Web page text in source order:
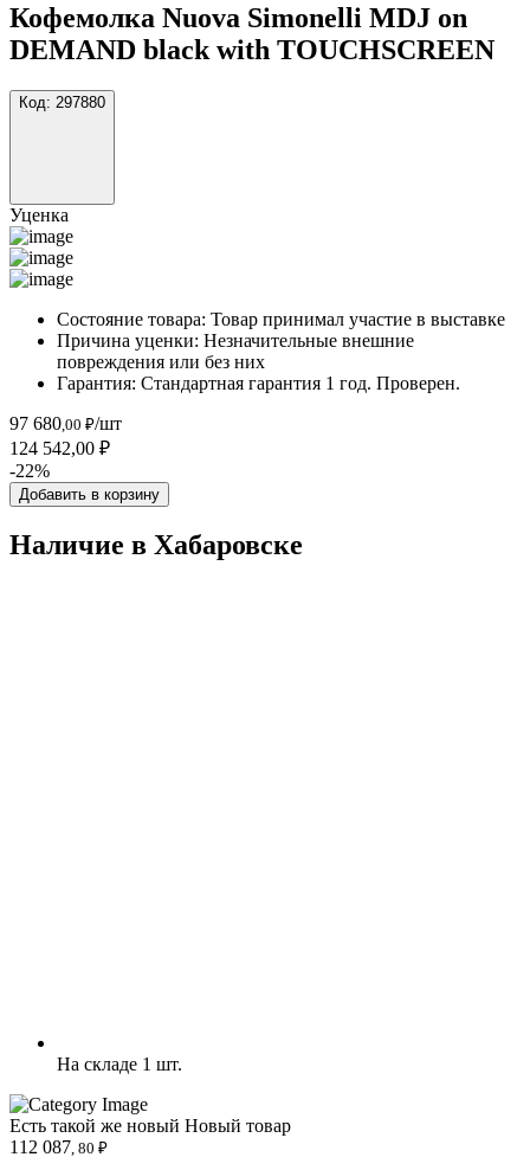
Кофемолка Nuova Simonelli MDJ on
DEMAND black with TOUCHSCREEN
Код: 297880
Уценка
Состояние товара: Товар принимал участие в выставке
Причина уценки: Незначительные внешние
повреждения или без них
Гарантия: Стандартная гарантия 1 год. Проверен.
97 680 ,00 ₽/шт
124 542,00 ₽
-22%
Добавить в корзину
Наличие в Хабаровскe
На складе 1 шт.
Есть такой же новый Новый товар
112 087, 80 ₽